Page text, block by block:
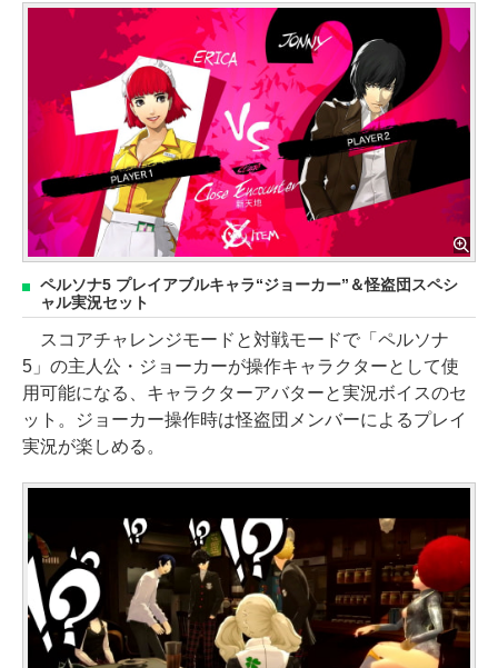
ペルソナ5 プレイアブルキャラ“ジョーカー”＆怪盗団スペシ
ャル実況セット
スコアチャレンジモードと対戦モードで「ペルソナ
5」の主人公・ジョーカーが操作キャラクターとして使
用可能になる、キャラクターアバターと実況ボイスのセ
ット。ジョーカー操作時は怪盗団メンバーによるプレイ
実況が楽しめる。